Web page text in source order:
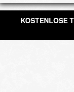
KOSTENLOSE